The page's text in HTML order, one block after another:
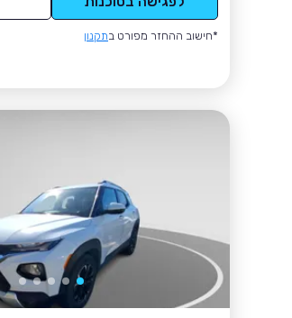
*חישוב ההחזר מפורט בתקנון